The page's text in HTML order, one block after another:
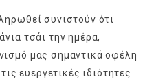
συνιστούν ότι
τσάι την ημέρα,
μας σημαντικά οφέλη
ευεργετικές ιδιότητες